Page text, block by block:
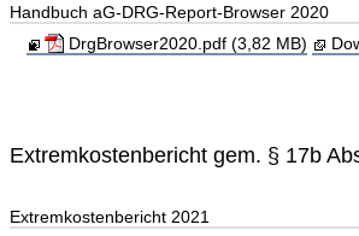
Handbuch aG-DRG-Report-Browser 2020
DrgBrowser2020.pdf (3,82 MB)
Extremkostenbericht gem. § 17b
Extremkostenbericht 2021